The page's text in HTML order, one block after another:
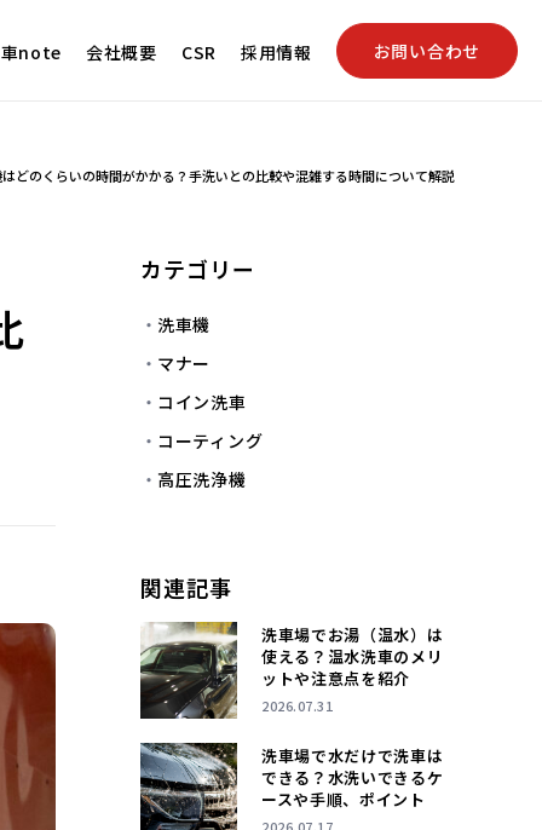
note 会社概要 CSR 採用情報 お問い合わせ
どのくらいの時間がかかる？手洗いとの比較や混雑する時間について解説
カテゴリー
洗車機
マナー
コイン洗車
コーティング
高圧洗浄機
関連記事
洗車場でお湯（温水）は
使える？温水洗車のメリ
ットや注意点を紹介
2026.07.31
洗車場で水だけで洗車は
できる？水洗いできるケ
ースや手順、ポイント
2026.07.17